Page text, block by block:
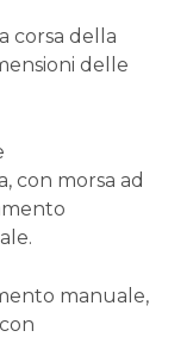
corsa della
delle
con morsa ad
manuale,